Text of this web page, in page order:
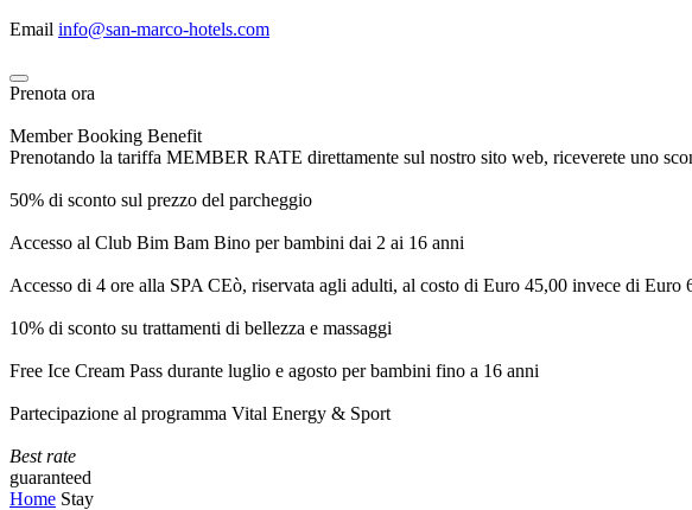
Email info@san-marco-hotels.com
Prenota ora
Member Booking Benefit
Prenotando la tariffa MEMBER RATE direttamente sul nostro sito web, riceverete uno
50% di sconto sul prezzo del parcheggio
Accesso al Club Bim Bam Bino per bambini dai 2 ai 16 anni
Accesso di 4 ore alla SPA CEò, riservata agli adulti, al costo di Euro 45,00 invece di Euro
10% di sconto su trattamenti di bellezza e massaggi
Free Ice Cream Pass durante luglio e agosto per bambini fino a 16 anni
Partecipazione al programma Vital Energy & Sport
Best rate
guaranteed
Home Stay